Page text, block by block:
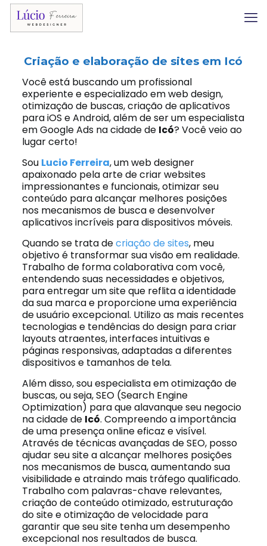
Criação e elaboração de sites em Icó
Você está buscando um profissional
experiente e especializado em web design,
otimização de buscas, criação de aplicativos
para iOS e Android, além de ser um especialista
em Google Ads na cidade de Icó? Você veio ao
lugar certo!
Sou Lucio Ferreira, um web designer
apaixonado pela arte de criar websites
impressionantes e funcionais, otimizar seu
conteúdo para alcançar melhores posições
nos mecanismos de busca e desenvolver
aplicativos incríveis para dispositivos móveis.
Quando se trata decriação de sites, meu
objetivo é transformar sua visão em realidade.
Trabalho de forma colaborativa com você,
entendendo suas necessidades e objetivos,
para entregar um site que reflita a identidade
da sua marca e proporcione uma experiência
de usuário excepcional. Utilizo as mais recentes
tecnologias e tendências do design para criar
layouts atraentes, interfaces intuitivas e
páginas responsivas, adaptadas a diferentes
dispositivos e tamanhos de tela.
Além disso, sou especialista em otimização de
buscas, ou seja, SEO (Search Engine
Optimization) para que alavanque seu negocio
na cidade de Icó. Compreendo a importância
de uma presença online eficaz e visível.
Através de técnicas avançadas de SEO, posso
ajudar seu site a alcançar melhores posições
nos mecanismos de busca, aumentando sua
visibilidade e atraindo mais tráfego qualificado.
Trabalho com palavras-chave relevantes,
criação de conteúdo otimizado, estruturação
do site e otimização de velocidade para
garantir que seu site tenha um desempenho
excepcional nos resultados de busca.